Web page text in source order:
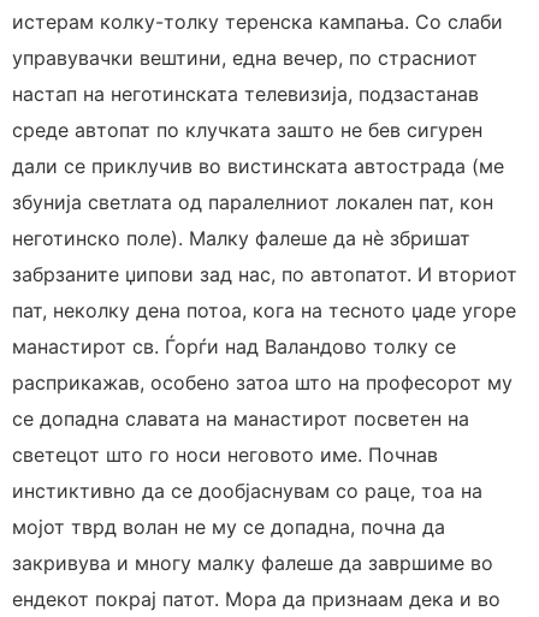
истерам колку-толку теренска кампања. Со слаби
управувачки вештини, една вечер, по страсниот
настап на неготинската телевизија, подзастанав
среде автопат по клучката зашто не бев сигурен
дали се приклучив во вистинската автострада (ме
збунија светлата од паралелниот локален пат, кон
неготинско поле). Малку фалеше да нè збришат
забрзаните џипови зад нас, по автопатот. И вториот
пат, неколку дена потоа, кога на тесното џаде угоре
манастирот св. Ѓорѓи над Валандово толку се
расприкажав, особено затоа што на професорот му
се допадна славата на манастирот посветен на
светецот што го носи неговото име. Почнав
инстиктивно да се дообјаснувам со раце, тоа на
мојот тврд волан не му се допадна, почна да
закривува и многу малку фалеше да завршиме во
ендекот покрај патот. Мора да признаам дека и во